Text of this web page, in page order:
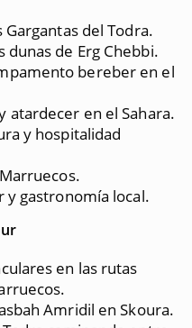
del Todra.
dunas de Erg Chebbi.
bereber en el
atardecer en el Sahara.
y hospitalidad
y gastronomía local.
en las rutas
Amridil en Skoura.